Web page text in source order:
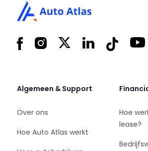
FacebookInstagram
X LinkedInTiktok
Algemeen & Support
Over ons
Hoe Auto Atlas werkt
Hoe
lease?